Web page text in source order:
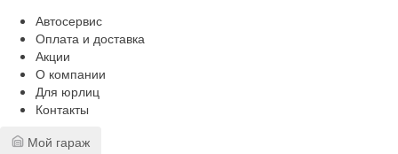
Автосервис
Оплата и доставка
Акции
О компании
Для юрлиц
Контакты
Мой гараж